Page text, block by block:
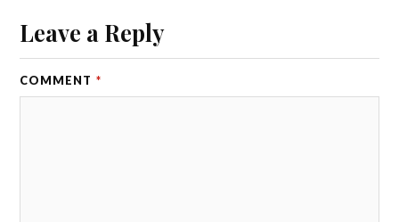
Leave a Reply
COMMENT *